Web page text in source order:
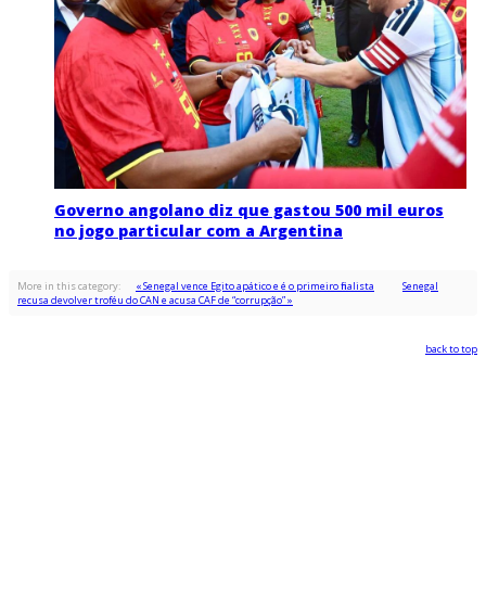
Governo angolano diz que gastou 500 mil euros
no jogo particular com a Argentina
More in this category: « Senegal vence Egito apático e é o primeiro finalista
Senegal
recusa devolver troféu do CAN e acusa CAF de “corrupção” »
back to top